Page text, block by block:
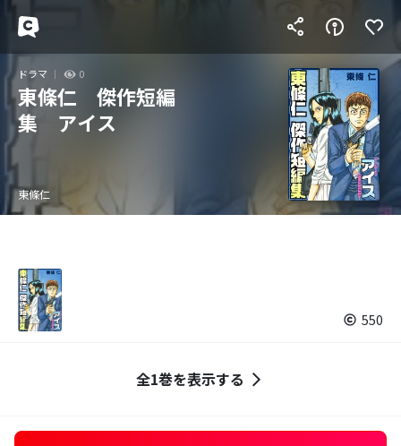
ドラマ 0
東條仁 傑作短編
集 アイス
東條仁
550
全1巻を表示する